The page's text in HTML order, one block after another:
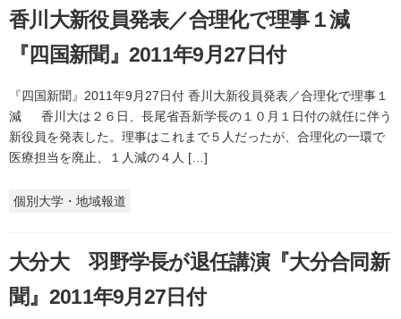
香川大新役員発表／合理化で理事１減
『四国新聞』2011年9月27日付
『四国新聞』2011年9月27日付 香川大新役員発表／合理化で理事１
減 香川大は２６日、長尾省吾新学長の１０月１日付の就任に伴う
新役員を発表した。理事はこれまで５人だったが、合理化の一環で
医療担当を廃止、１人減の４人 […]
個別大学・地域報道
大分大 羽野学長が退任講演『大分合同新
聞』2011年9月27日付